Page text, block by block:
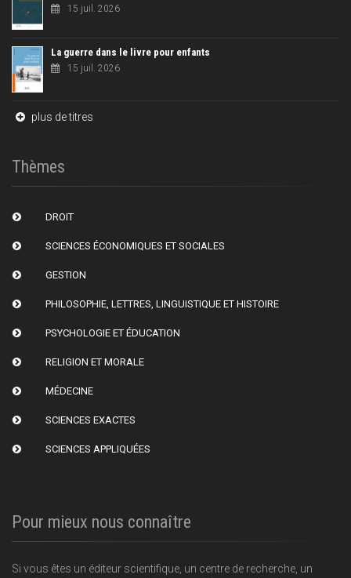
15 juil. 2026
La guerre dans le livre pour enfants
15 juil. 2026
plus de titres
Thèmes
DROIT
SCIENCES ÉCONOMIQUES ET SOCIALES
GESTION
PHILOSOPHIE, LETTRES, LINGUISTIQUE ET HISTOIRE
PSYCHOLOGIE ET ÉDUCATION
RELIGION ET MORALE
MÉDECINE
SCIENCES EXACTES
SCIENCES APPLIQUÉES
Pour mieux nous connaître
Si vous êtes un éditeur scientifique, un centre de recherche, un